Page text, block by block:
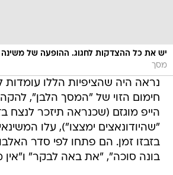
יש את כל ההצדקות לחגוג. ההופעה של משינה
מסך
נראה היה שהציפיות הללו
חימום הזוי של "המסך הלבן", להקה
הייפ מוגזם (שכנראה תיזכר לנצח
"שהיודונאצים ימצצו"), עלו
בזבזו זמן. הם פתחו לפי סדר
בונה סוכה", "את באה לבקר"